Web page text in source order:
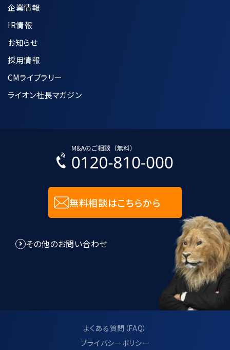
企業情報
IR情報
お知らせ
採用情報
CMライブラリー
ライオン社長マガジン
無料相談はこちらから
その他のお問い合わせ
よくある質問（FAQ）
プライバシーポリシー